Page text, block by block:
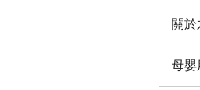
關於
母嬰